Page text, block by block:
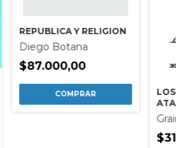
REPUBLICA Y RELIGION
Diego Botana
$87.000,00